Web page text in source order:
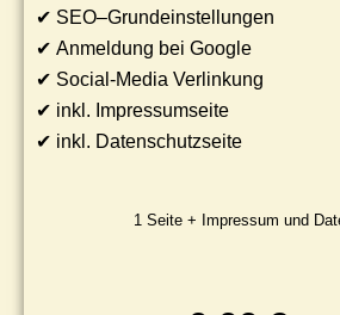
✔ SEO–Grundeinstellungen
✔ Anmeldung bei Google
✔ Social-Media Verlinkung
✔ inkl. Impressumseite
✔ inkl. Datenschutzseite
1 Seite + Impressum und